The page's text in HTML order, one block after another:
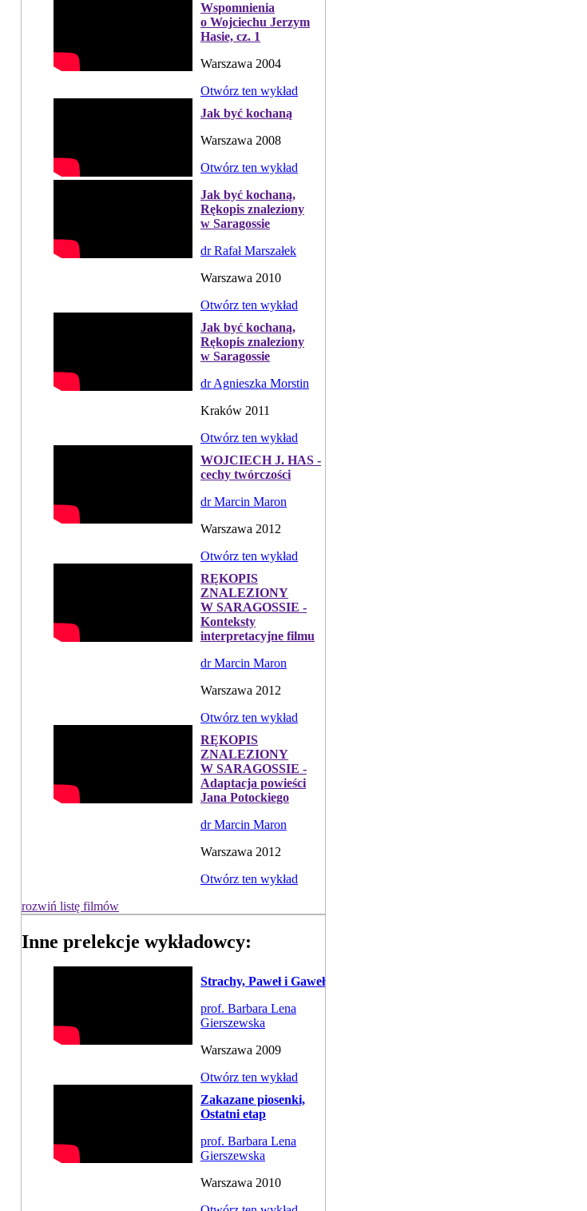
Wspomnienia
o Wojciechu Jerzym
Hasie, cz. 1
Warszawa 2004
Otwórz ten wykład
Jak być kochaną
Warszawa 2008
Otwórz ten wykład
Jak być kochaną,
Rękopis znaleziony
w Saragossie
dr Rafał Marszałek
Warszawa 2010
Otwórz ten wykład
Jak być kochaną,
Rękopis znaleziony
w Saragossie
dr Agnieszka Morstin
Kraków 2011
Otwórz ten wykład
WOJCIECH J. HAS -
cechy twórczości
dr Marcin Maron
Warszawa 2012
Otwórz ten wykład
RĘKOPIS
ZNALEZIONY
W SARAGOSSIE -
Konteksty
interpretacyjne filmu
dr Marcin Maron
Warszawa 2012
Otwórz ten wykład
RĘKOPIS
ZNALEZIONY
W SARAGOSSIE -
Adaptacja powieści
Jana Potockiego
dr Marcin Maron
Warszawa 2012
Otwórz ten wykład
rozwiń listę filmów
Inne prelekcje wykładowcy:
Strachy, Paweł i Gaweł
prof. Barbara Lena
Gierszewska
Warszawa 2009
Otwórz ten wykład
Zakazane piosenki,
Ostatni etap
prof. Barbara Lena
Gierszewska
Warszawa 2010